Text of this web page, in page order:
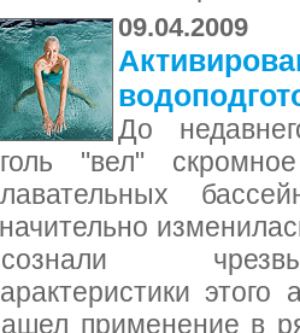
09.04.2009
До
"вел"
применение в